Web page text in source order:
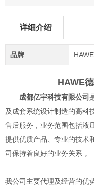
详细介绍
品牌
HAWE
成都亿宇科技有限公司
及成套系统设计制造的高科
售后服务，业务范围包括液
提供优质产品、专业的技术
司保持着良
我公司主要代理及经营的优